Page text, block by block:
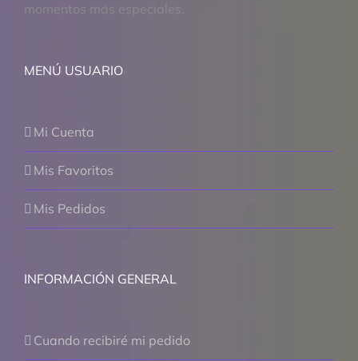
momentos más especiales.
MENÚ USUARIO
Mi Cuenta
Mis Favoritos
Mis Pedidos
INFORMACIÓN GENERAL
Cuando recibiré mi pedido